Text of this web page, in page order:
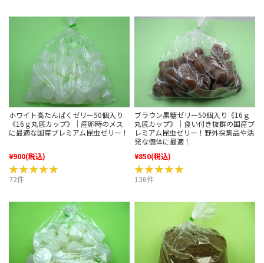
ホワイト高たんぱくゼリー50個入り
《16ｇ丸底カップ》｜産卵時のメス
に最適な国産プレミアム昆虫ゼリー！
¥900(税込)
★★★★★
★★★★★
72件
ブラウン黒糖ゼリー50個入り《16ｇ
丸底カップ》｜食い付き抜群の国産プ
レミアム昆虫ゼリー！野外採集品や活
発な個体に最適！
¥850(税込)
★★★★★
★★★★★
136件